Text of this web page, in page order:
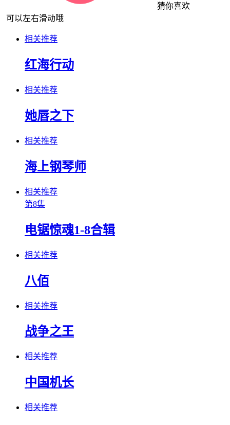
猜你喜欢
可以左右滑动哦
相关推荐
红海行动
相关推荐
她唇之下
相关推荐
海上钢琴师
相关推荐
第8集
电锯惊魂1-8合辑
相关推荐
八佰
相关推荐
战争之王
相关推荐
中国机长
相关推荐